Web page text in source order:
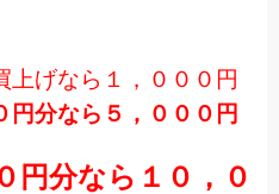
上げなら１，０００円
円分なら５，０００円
円分なら１０，０